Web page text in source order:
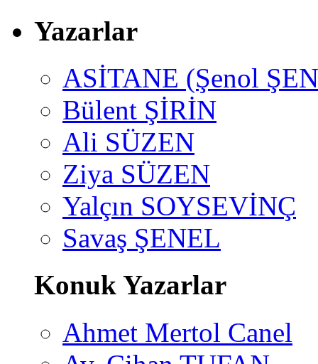
Yazarlar
ASİTANE (Şenol
Bülent ŞİRİN
Ali SÜZEN
Ziya SÜZEN
Yalçın SOYSEVİNÇ
Savaş ŞENEL
Konuk Yazarlar
Ahmet Mertol Canel